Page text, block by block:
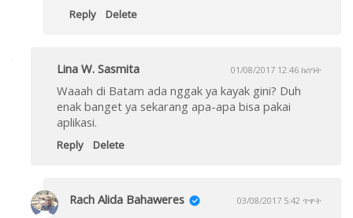
Reply Delete
Lina W. Sasmita 01/08/2017 12:46 ከሰዓት
Waaah di Batam ada nggak ya kayak gini? Duh
enak banget ya sekarang apa-apa bisa pakai
aplikasi.
Reply Delete
Rach Alida Bahaweres 03/08/2017 5:42 ጥዋት